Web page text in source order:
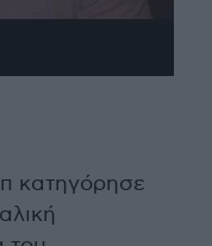
κατηγόρησε